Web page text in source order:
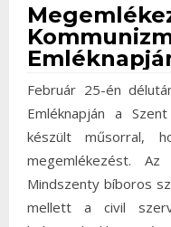
Február 25-én
Emléknapján a
készült műsorral,
megemlékezést.
Mindszenty bíboros
mellett a civil